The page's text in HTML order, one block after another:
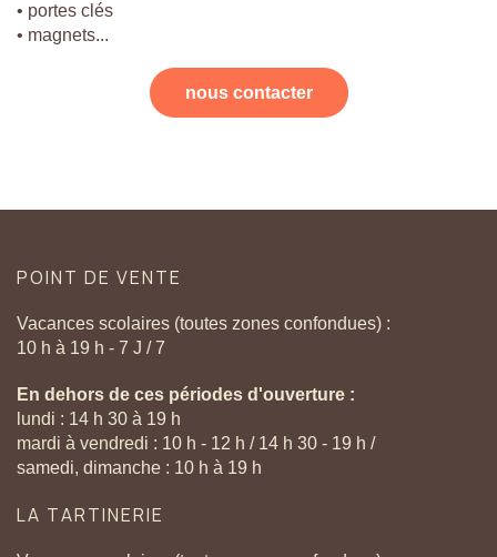
• portes clés
• magnets...
nous contacter
POINT DE VENTE
Vacances scolaires (toutes zones confondues) :
10 h à 19 h - 7 J / 7
En dehors de ces périodes d'ouverture :
lundi : 14 h 30 à 19 h
mardi à vendredi : 10 h - 12 h / 14 h 30 - 19 h /
samedi, dimanche : 10 h à 19 h
LA TARTINERIE